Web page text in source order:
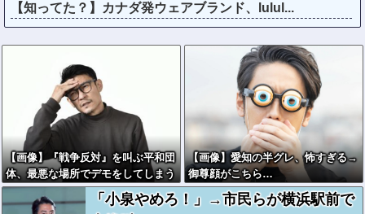
【知ってた？】カナダ発ウェアブランド、lulul...
【画像】『戦争反対』を叫ぶ平和団
体、最悪な場所でデモをしてしまう
【画像】愛知の半グレ、怖すぎる→
御尊顔がこちら…
「小泉やめろ！」→市民らが横浜駅前で